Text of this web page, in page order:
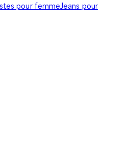
pour femmeJeans pour